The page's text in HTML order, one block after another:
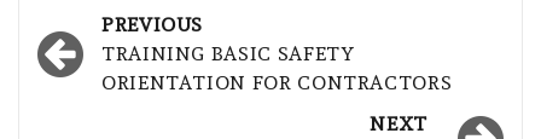
Post
navigation
PREVIOUS
TRAINING BASIC SAFETY
ORIENTATION FOR CONTRACTORS
NEXT